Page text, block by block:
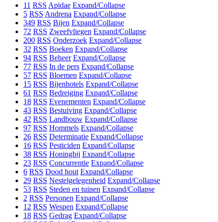
11 RSS Apidae Expand/Collapse
5 RSS Andrena Expand/Collapse
349 RSS Bijen Expand/Collapse
72 RSS Zweefvliegen Expand/Collapse
200 RSS Onderzoek Expand/Collapse
32 RSS Boeken Expand/Collapse
94 RSS Beheer Expand/Collapse
77 RSS In de pers Expand/Collapse
57 RSS Bloemen Expand/Collapse
15 RSS Bijenhotels Expand/Collapse
61 RSS Bedreiging Expand/Collapse
18 RSS Evenementen Expand/Collapse
43 RSS Bestuiving Expand/Collapse
42 RSS Landbouw Expand/Collapse
97 RSS Hommels Expand/Collapse
26 RSS Determinatie Expand/Collapse
16 RSS Pesticiden Expand/Collapse
38 RSS Honingbij Expand/Collapse
23 RSS Concurrentie Expand/Collapse
6 RSS Dood hout Expand/Collapse
29 RSS Nestelgelegenheid Expand/Collapse
53 RSS Steden en tuinen Expand/Collapse
2 RSS Personen Expand/Collapse
12 RSS Wespen Expand/Collapse
18 RSS Gedrag Expand/Collapse